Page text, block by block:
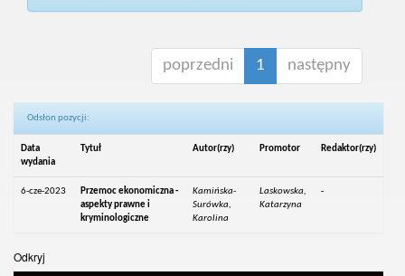
poprzedni 1 następny
Odsłon pozycji:
Data
wydania
Tytuł Autor(rzy) Promotor Redaktor(rzy)
6-cze-2023
Przemoc ekonomiczna -
aspekty prawne i
kryminologiczne
Kamińska-
Surówka,
Karolina
Laskowska,
Katarzyna
-
Odkryj